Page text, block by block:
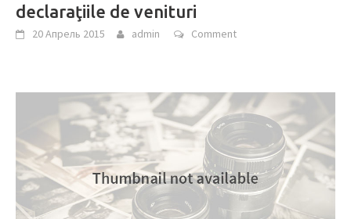
declaraţiile de venituri
20 Апрель 2015 admin Comment